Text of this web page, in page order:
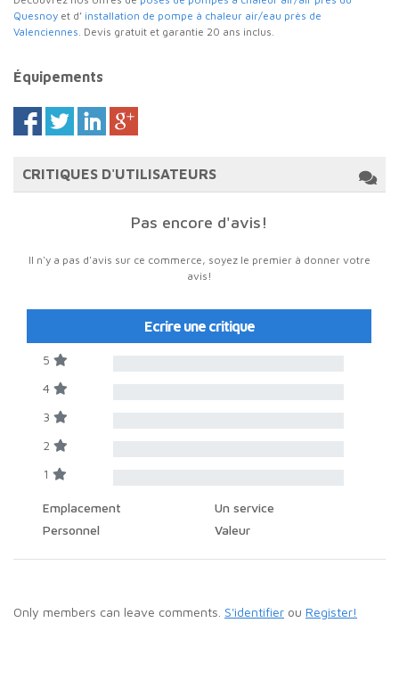
Quesnoy et d’ installation de pompe à chaleur air/eau près de
Valenciennes. Devis gratuit et garantie 20 ans inclus.
Équipements
CRITIQUES D'UTILISATEURS
Pas encore d'avis!
Il n'y a pas d'avis sur ce commerce, soyez le premier à donner votre
avis!
Ecrire une critique
5
4
3
2
1
Emplacement
Un service
Personnel
Valeur
Only members can leave comments. S'identifier ou Register!